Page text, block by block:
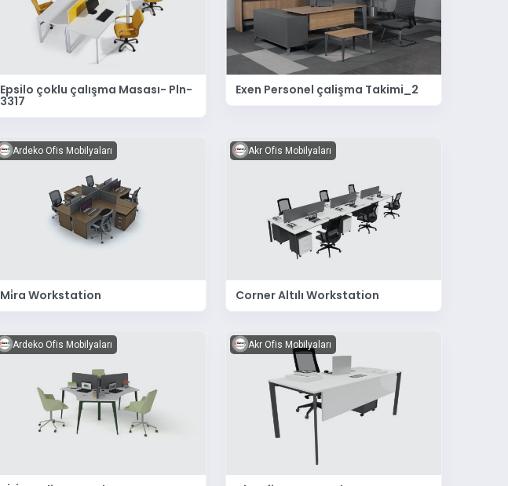
Epsilo çoklu çalışma Masası- Pln-
3317
Exen Personel çalişma Takimi_2
Ardeko Ofis Mobilyaları
Mi̇ra Workstation
Akr Ofis Mobilyaları
Corner Altılı Workstation
Ardeko Ofis Mobilyaları Akr Ofis Mobilyaları